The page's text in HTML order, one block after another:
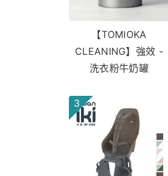
【TOMIOKA
CLEANING】強效 -
洗衣粉牛奶罐
3